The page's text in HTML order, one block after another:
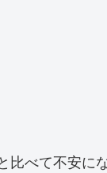
比べて不安に